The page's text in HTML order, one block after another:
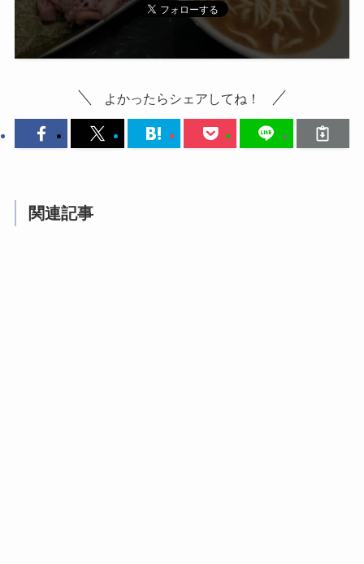
よかったらシェアしてね！
関連記事